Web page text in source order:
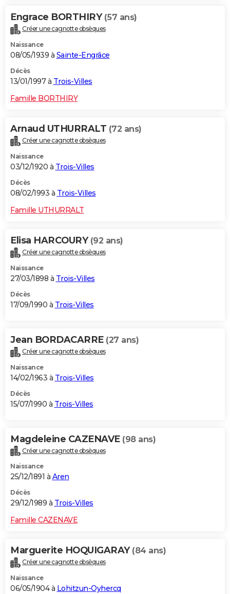
Engrace BORTHIRY (57 ans)
Créer une cagnotte obsèques
Naissance
08/05/1939 à Sainte-Engrâce
Décès
13/01/1997 à Trois-Villes
Famille BORTHIRY
Arnaud UTHURRALT (72 ans)
Créer une cagnotte obsèques
Naissance
03/12/1920 à Trois-Villes
Décès
08/02/1993 à Trois-Villes
Famille UTHURRALT
Elisa HARCOURY (92 ans)
Créer une cagnotte obsèques
Naissance
27/03/1898 à Trois-Villes
Décès
17/09/1990 à Trois-Villes
Jean BORDACARRE (27 ans)
Créer une cagnotte obsèques
Naissance
14/02/1963 à Trois-Villes
Décès
15/07/1990 à Trois-Villes
Magdeleine CAZENAVE (98 ans)
Créer une cagnotte obsèques
Naissance
25/12/1891 à Aren
Décès
29/12/1989 à Trois-Villes
Famille CAZENAVE
Marguerite HOQUIGARAY (84 ans)
Créer une cagnotte obsèques
Naissance
06/05/1904 à Lohitzun-Oyhercq